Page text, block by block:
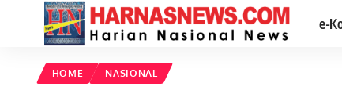
e-
HOME NASIONAL